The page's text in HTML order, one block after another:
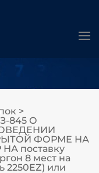
>
845 О
ФОРМЕ НА
поставку
8 мест на
2250EZ) или